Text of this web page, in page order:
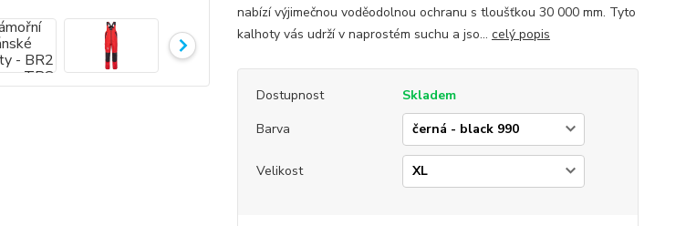
nabízí výjimečnou voděodolnou ochranu s tloušťkou 30 000 mm. Tyto
kalhoty vás udrží v naprostém suchu a jso... celý popis
Dostupnost
Skladem
Barva
Velikost